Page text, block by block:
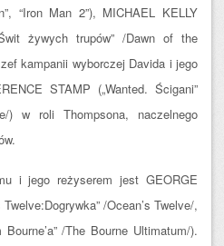
“Iron Man 2”), MICHAEL KELLY
żywych trupów” /Dawn of the
kampanii wyborczej Davida i jego
STAMP („Wanted. Ścigani”
) w roli Thompsona, naczelnego
i jego reżyserem jest GEORGE
/Ocean’s Twelve/,
/The Bourne Ultimatum/).